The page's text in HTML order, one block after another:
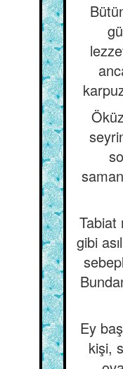
Tabiat
gibi
Ey
kişi,